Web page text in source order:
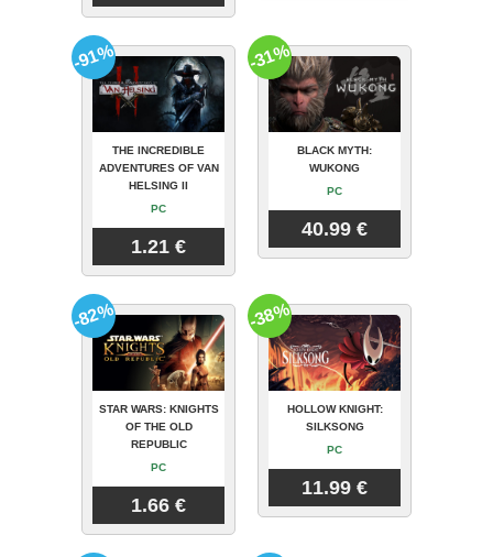
THE INCREDIBLE
ADVENTURES OF VAN
HELSING II
PC
1.21 €
-91%
BLACK MYTH:
WUKONG
PC
40.99 €
-31%
STAR WARS: KNIGHTS
OF THE OLD
REPUBLIC
PC
1.66 €
-82%
HOLLOW KNIGHT:
SILKSONG
PC
11.99 €
-38%